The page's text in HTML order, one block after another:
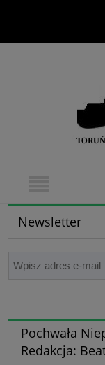
Newsletter
Pochwała
Redakcja: